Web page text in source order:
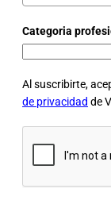
Categoria
Al suscribirte,
de privacidad de